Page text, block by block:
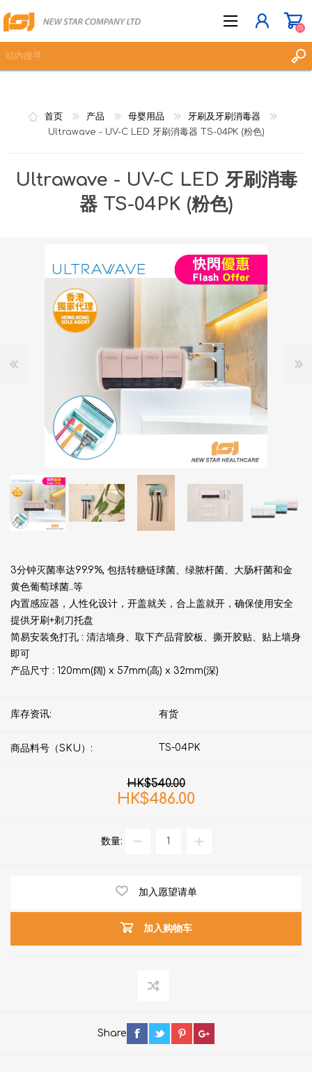
立即登记
(0)
首页 产品 母婴用品
牙刷及牙刷消毒器
Ultrawave - UV-C LED 牙刷消毒器 TS-04PK (粉色)
Ultrawave - UV-C LED 牙刷消毒
器 TS-04PK (粉色)
3分钟灭菌率达99.9%, 包括转糖链球菌、绿脓杆菌、大肠杆菌和金
黄色葡萄球菌..等
内置感应器，人性化设计，开盖就关，合上盖就开，确保使用安全
提供牙刷+剃刀托盘
简易安装免打孔 : 清洁墙身、取下产品背胶板、撕开胶贴、贴上墙身
即可
产品尺寸 : 120mm(阔) x 57mm(高) x 32mm(深)
库存资讯: 有货
商品料号（SKU）: TS-04PK
HK$540.00
HK$486.00
数量:
加入愿望请单
加入购物车
Share